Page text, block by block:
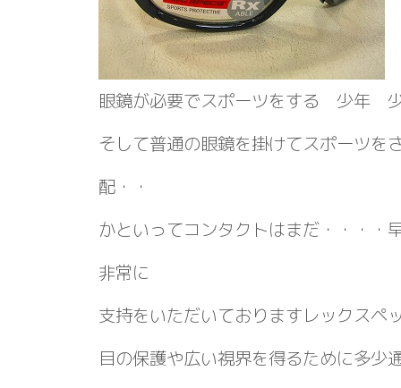
眼鏡が必要でスポーツをする 少年
そして普通の眼鏡を掛けてスポーツを
配・・
かといってコンタクトはまだ・・・・
非常に
支持をいただいておりますレックスペ
目の保護や広い視界を得るために多少